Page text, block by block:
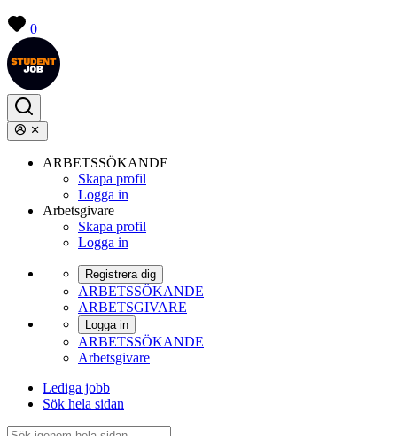
0
ARBETSSÖKANDE
Skapa profil
Logga in
Arbetsgivare
Skapa profil
Logga in
Registrera dig
ARBETSSÖKANDE
ARBETSGIVARE
Logga in
ARBETSSÖKANDE
Arbetsgivare
Lediga jobb
Sök hela sidan